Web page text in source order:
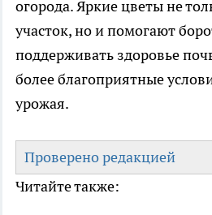
огорода. Яркие цветы не
участок, но и помогают
поддерживать здоровье
более благоприятные
урожая.
Проверено редакцией
Читайте также: